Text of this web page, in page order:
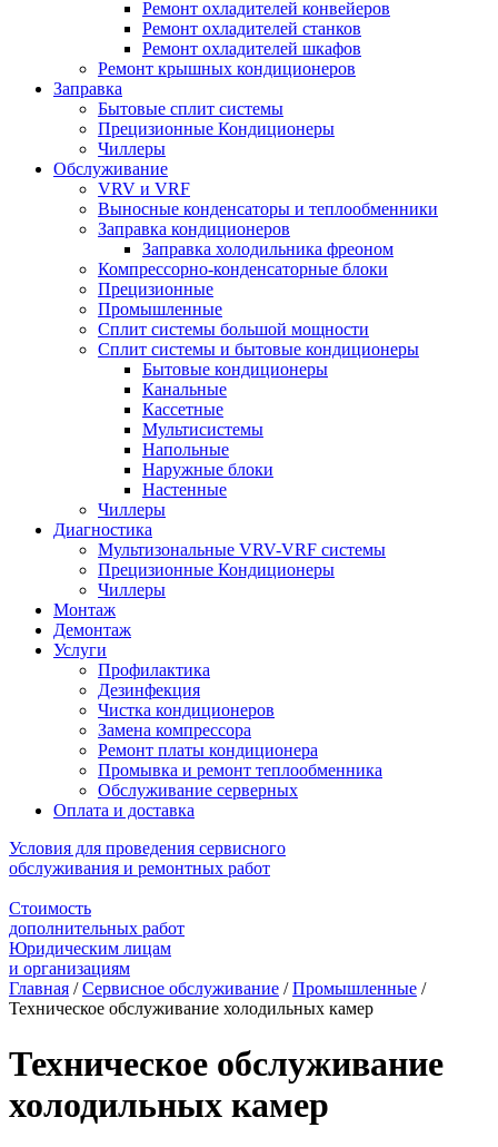
Ремонт охладителей конвейеров
Ремонт охладителей станков
Ремонт охладителей шкафов
Ремонт крышных кондиционеров
Заправка
Бытовые сплит системы
Прецизионные Кондиционеры
Чиллеры
Обслуживание
VRV и VRF
Выносные конденсаторы и теплообменники
Заправка кондиционеров
Заправка холодильника фреоном
Компрессорно-конденсаторные блоки
Прецизионные
Промышленные
Сплит системы большой мощности
Сплит системы и бытовые кондиционеры
Бытовые кондиционеры
Канальные
Кассетные
Мультисистемы
Напольные
Наружные блоки
Настенные
Чиллеры
Диагностика
Мультизональные VRV-VRF системы
Прецизионные Кондиционеры
Чиллеры
Монтаж
Демонтаж
Услуги
Профилактика
Дезинфекция
Чистка кондиционеров
Замена компрессора
Ремонт платы кондиционера
Промывка и ремонт теплообменника
Обслуживание серверных
Оплата и доставка
Условия для проведения сервисного
обслуживания и ремонтных работ
Стоимость
дополнительных работ
Юридическим лицам
и организациям
Главная /Сервисное обслуживание /Промышленные /
Техническое обслуживание холодильных камер
Техническое обслуживание
холодильных камер